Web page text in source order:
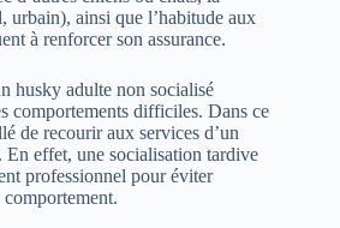
urbain), ainsi que l’habitude aux
à renforcer son assurance.
husky adulte non socialisé
comportements difficiles. Dans ce
de recourir aux services d’un
En effet, une socialisation tardive
professionnel pour éviter